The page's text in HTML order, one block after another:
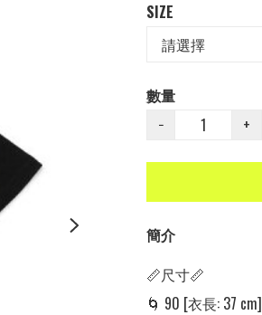
SIZE
數量
−
+
簡介
📏尺寸📏
🌀 90 [衣長: 37 cm]